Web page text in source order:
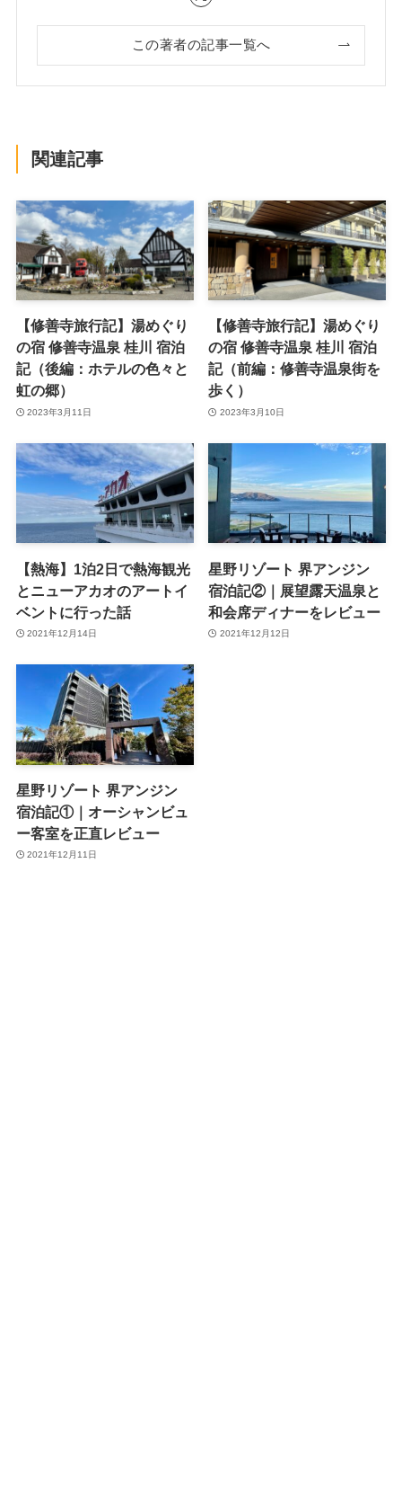
この著者の記事一覧へ
関連記事
【修善寺旅行記】湯めぐり
の宿 修善寺温泉 桂川 宿泊
記（後編：ホテルの色々と
虹の郷）
2023年3月11日
【修善寺旅行記】湯めぐり
の宿 修善寺温泉 桂川 宿泊
記（前編：修善寺温泉街を
歩く）
2023年3月10日
【熱海】1泊2日で熱海観光
とニューアカオのアートイ
ベントに行った話
2021年12月14日
星野リゾート 界アンジン
宿泊記②｜展望露天温泉と
和会席ディナーをレビュー
2021年12月12日
星野リゾート 界アンジン
宿泊記①｜オーシャンビュ
ー客室を正直レビュー
2021年12月11日